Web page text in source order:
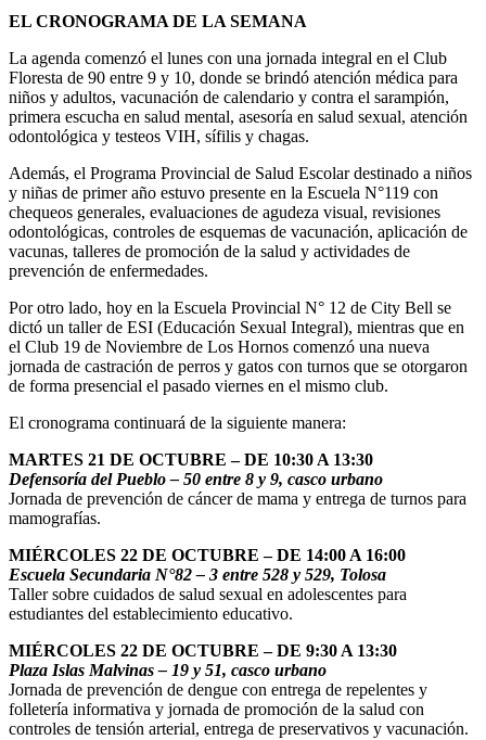
EL CRONOGRAMA DE LA SEMANA
La agenda comenzó el lunes con una jornada integral en el Club
Floresta de 90 entre 9 y 10, donde se brindó atención médica para
niños y adultos, vacunación de calendario y contra el sarampión,
primera escucha en salud mental, asesoría en salud sexual, atención
odontológica y testeos VIH, sífilis y chagas.
Además, el Programa Provincial de Salud Escolar destinado a niños
y niñas de primer año estuvo presente en la Escuela N°119 con
chequeos generales, evaluaciones de agudeza visual, revisiones
odontológicas, controles de esquemas de vacunación, aplicación de
vacunas, talleres de promoción de la salud y actividades de
prevención de enfermedades.
Por otro lado, hoy en la Escuela Provincial N° 12 de City Bell se
dictó un taller de ESI (Educación Sexual Integral), mientras que en
el Club 19 de Noviembre de Los Hornos comenzó una nueva
jornada de castración de perros y gatos con turnos que se otorgaron
de forma presencial el pasado viernes en el mismo club.
El cronograma continuará de la siguiente manera:
MARTES 21 DE OCTUBRE – DE 10:30 A 13:30
Defensoría del Pueblo – 50 entre 8 y 9, casco urbano
Jornada de prevención de cáncer de mama y entrega de turnos para
mamografías.
MIÉRCOLES 22 DE OCTUBRE – DE 14:00 A 16:00
Escuela Secundaria N°82 – 3 entre 528 y 529, Tolosa
Taller sobre cuidados de salud sexual en adolescentes para
estudiantes del establecimiento educativo.
MIÉRCOLES 22 DE OCTUBRE – DE 9:30 A 13:30
Plaza Islas Malvinas – 19 y 51, casco urbano
Jornada de prevención de dengue con entrega de repelentes y
folletería informativa y jornada de promoción de la salud con
controles de tensión arterial, entrega de preservativos y vacunación.